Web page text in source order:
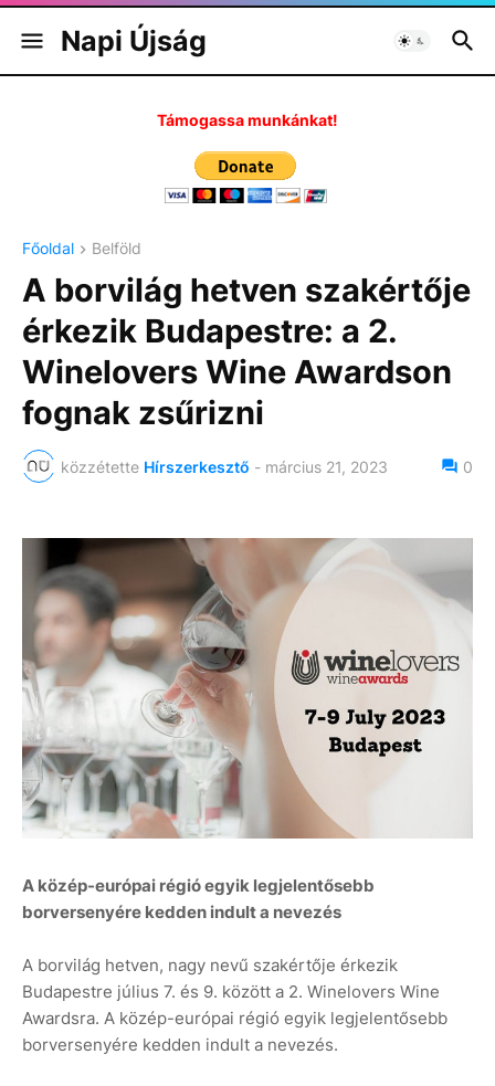
Napi Újság
Támogassa munkánkat!
Főoldal Belföld
A borvilág hetven szakértője
érkezik Budapestre: a 2.
Winelovers Wine Awardson
fognak zsűrizni
közzétette Hírszerkesztő - március 21, 2023 0
A közép-európai régió egyik legjelentősebb
borversenyére kedden indult a nevezés
A borvilág hetven, nagy nevű szakértője érkezik
Budapestre július 7. és 9. között a 2. Winelovers Wine
Awardsra. A közép-európai régió egyik legjelentősebb
borversenyére kedden indult a nevezés.